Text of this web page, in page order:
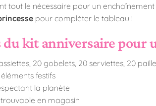
tout le nécessaire pour un
pour compléter le tableau !
du kit anniversaire pour
20 gobelets, 20 serviettes, 20
festifs
la planète
en magasin